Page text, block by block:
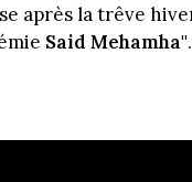
après la trêve
Said Mehamha".